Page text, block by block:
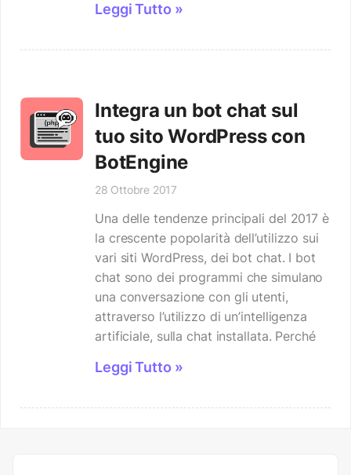
Leggi Tutto »
Integra un bot chat sul
tuo sito WordPress con
BotEngine
28 Ottobre 2017
Una delle tendenze principali del 2017 è
la crescente popolarità dell’utilizzo sui
vari siti WordPress, dei bot chat. I bot
chat sono dei programmi che simulano
una conversazione con gli utenti,
attraverso l’utilizzo di un’intelligenza
artificiale, sulla chat installata. Perché
Leggi Tutto »